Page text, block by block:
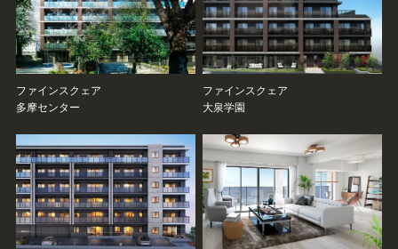
ファインスクェア
多摩センター
ファインスクェア
大泉学園